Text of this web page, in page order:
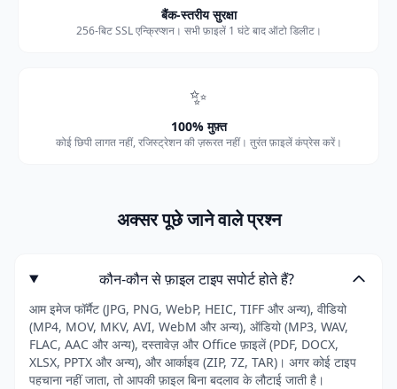
बैंक-स्तरीय सुरक्षा
256-बिट SSL एन्क्रिप्शन। सभी फ़ाइलें 1 घंटे बाद ऑटो डिलीट।
✨
100% मुफ़्त
कोई छिपी लागत नहीं, रजिस्ट्रेशन की ज़रूरत नहीं। तुरंत फ़ाइलें कंप्रेस करें।
अक्सर पूछे जाने वाले प्रश्न
कौन-कौन से फ़ाइल टाइप सपोर्ट होते हैं?
आम इमेज फॉर्मैट (JPG, PNG, WebP, HEIC, TIFF और अन्य), वीडियो
(MP4, MOV, MKV, AVI, WebM और अन्य), ऑडियो (MP3, WAV,
FLAC, AAC और अन्य), दस्तावेज़ और Office फ़ाइलें (PDF, DOCX,
XLSX, PPTX और अन्य), और आर्काइव (ZIP, 7Z, TAR)। अगर कोई टाइप
पहचाना नहीं जाता, तो आपकी फ़ाइल बिना बदलाव के लौटाई जाती है।